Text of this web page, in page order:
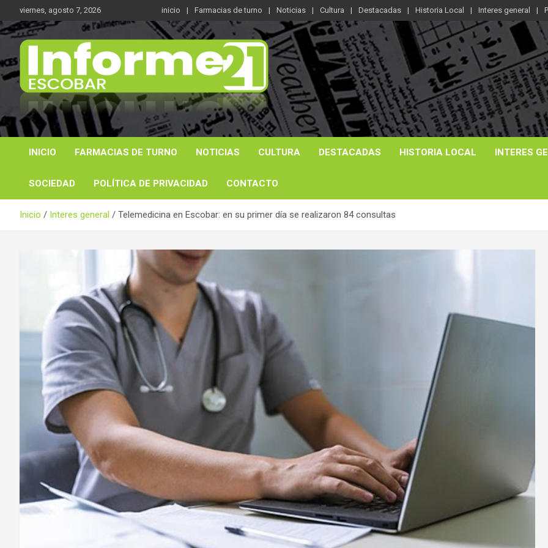
al
contenido
viernes, agosto 7, 2026 inicio Farmacias de turno Noticias Cultura Destacadas Historia Local Interes general
Informe 21
Noticas reales
INICIO FARMACIAS DE TURNO NOTICIAS CULTURA DESTACADAS HISTORIA LOCAL INTERES
SOCIEDAD POLÍTICA DE PRIVACIDAD CONTACTO
Inicio Interes general Telemedicina en Escobar: en su primer día se realizaron 84 consultas